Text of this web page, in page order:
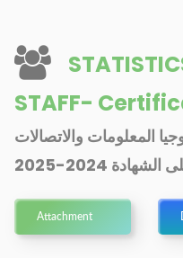
STAFF-
المعلومات والاتصالات
2024-2025
Attachment